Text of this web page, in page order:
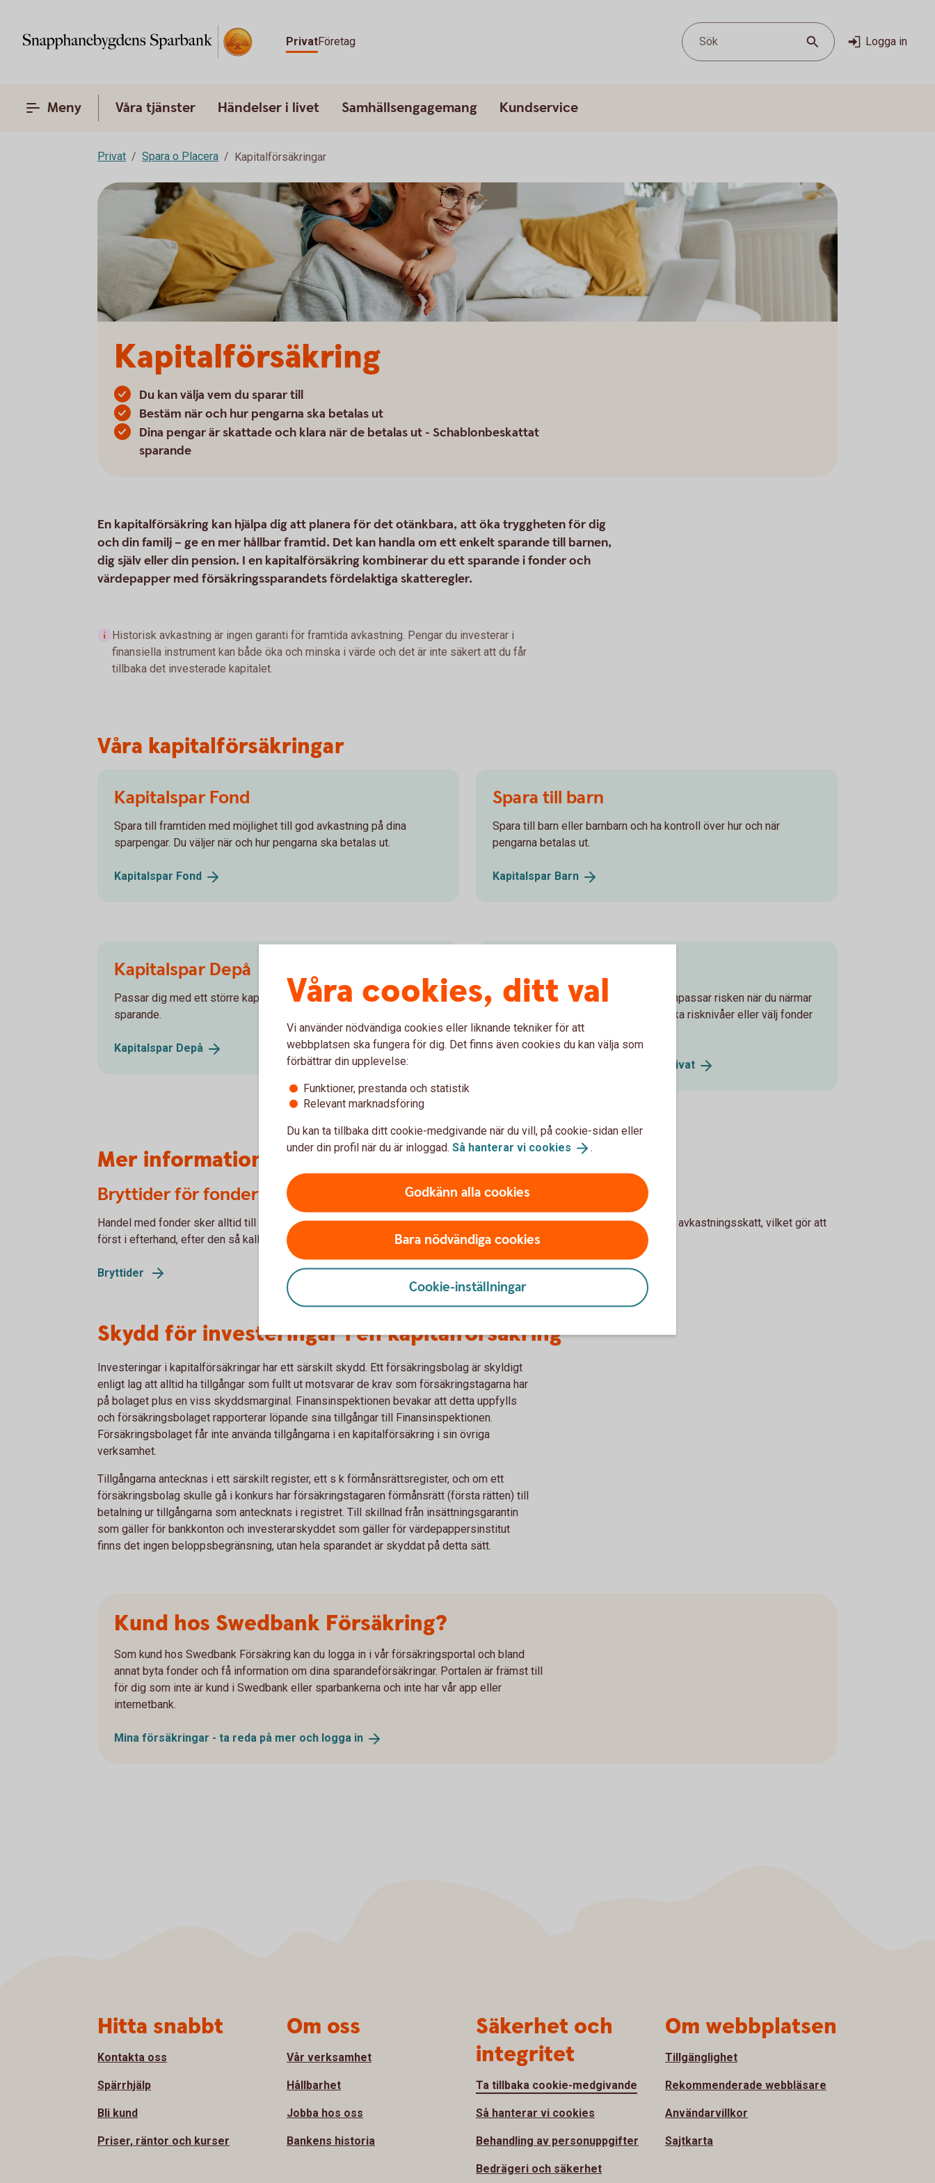
PrivatFöretag Sök Logga in
Meny Våra tjänster Händelser i livet Samhällsengagemang Kundservice
Privat Spara o Placera Kapitalförsäkringar
Kapitalförsäkring
Du kan välja vem du sparar till
Bestäm när och hur pengarna ska betalas ut
Dina pengar är skattade och klara när de betalas ut - Schablonbeskattat
sparande
En kapitalförsäkring kan hjälpa dig att planera för det otänkbara, att öka tryggheten för dig
och din familj – ge en mer hållbar framtid. Det kan handla om ett enkelt sparande till barnen,
dig själv eller din pension. I en kapitalförsäkring kombinerar du ett sparande i fonder och
värdepapper med försäkringssparandets fördelaktiga skatteregler.
Historisk avkastning är ingen garanti för framtida avkastning. Pengar du investerar i
finansiella instrument kan både öka och minska i värde och det är inte säkert att du får
tillbaka det investerade kapitalet.
Våra kapitalförsäkringar
Kapitalspar Fond
Spara till framtiden med möjlighet till god avkastning på dina
sparpengar. Du väljer när och hur pengarna ska betalas ut.
Kapitalspar Fond
Kapitalspar Depå
Passar dig med ett större kapital och som vill vara aktiv i ditt
sparande.
Kapitalspar Depå
Spara till barn
Spara till barn eller barnbarn och ha kontroll över hur och när
pengarna betalas ut.
Kapitalspar Barn
Spara bekvämt i fondportföljer som anpassar risken när du närmar
dig pensionsåldern. Välj mellan tre olika risknivåer eller välj fonder
själv.
Privat
Mer information
Bryttider för fonder i försäkringar
Handel med fonder sker alltid till okänd kurs (okänt pris). Kursen sätts
först i efterhand, efter den så kallade bryttiden.
Bryttider
Avkastningsskatt
I en kapitalförsäkring betalar man en årlig avkastningsskatt, vilket gör att
pengarna är skattade och klara vid uttag.
Avkastningsskatt
Skydd för investeringar i en kapitalförsäkring
Investeringar i kapitalförsäkringar har ett särskilt skydd. Ett försäkringsbolag är skyldigt
enligt lag att alltid ha tillgångar som fullt ut motsvarar de krav som försäkringstagarna har
på bolaget plus en viss skyddsmarginal. Finansinspektionen bevakar att detta uppfylls
och försäkringsbolaget rapporterar löpande sina tillgångar till Finansinspektionen.
Försäkringsbolaget får inte använda tillgångarna i en kapitalförsäkring i sin övriga
verksamhet.
Tillgångarna antecknas i ett särskilt register, ett s k förmånsrättsregister, och om ett
försäkringsbolag skulle gå i konkurs har försäkringstagaren förmånsrätt (första rätten) till
betalning ur tillgångarna som antecknats i registret. Till skillnad från insättningsgarantin
som gäller för bankkonton och investerarskyddet som gäller för värdepappersinstitut
finns det ingen beloppsbegränsning, utan hela sparandet är skyddat på detta sätt.
Kund hos Swedbank Försäkring?
Som kund hos Swedbank Försäkring kan du logga in i vår försäkringsportal och bland
annat byta fonder och få information om dina sparandeförsäkringar. Portalen är främst till
för dig som inte är kund i Swedbank eller sparbankerna och inte har vår app eller
internetbank.
Mina försäkringar - ta reda på mer och logga in
Våra cookies, ditt val
Vi använder nödvändiga cookies eller liknande tekniker för att
webbplatsen ska fungera för dig. Det finns även cookies du kan välja som
förbättrar din upplevelse:
Funktioner, prestanda och statistik
Relevant marknadsföring
Du kan ta tillbaka ditt cookie-medgivande när du vill, på cookie-sidan eller
under din profil när du är inloggad. Så hanterar vi cookies .
Godkänn alla cookies
Bara nödvändiga cookies
Cookie-inställningar
Hitta snabbt
Kontakta oss
Spärrhjälp
Bli kund
Priser, räntor och kurser
Om oss
Vår verksamhet
Hållbarhet
Jobba hos oss
Bankens historia
Säkerhet och
integritet
Ta tillbaka cookie-medgivande
Så hanterar vi cookies
Behandling av personuppgifter
Bedrägeri och säkerhet
Om webbplatsen
Tillgänglighet
Rekommenderade webbläsare
Användarvillkor
Sajtkarta